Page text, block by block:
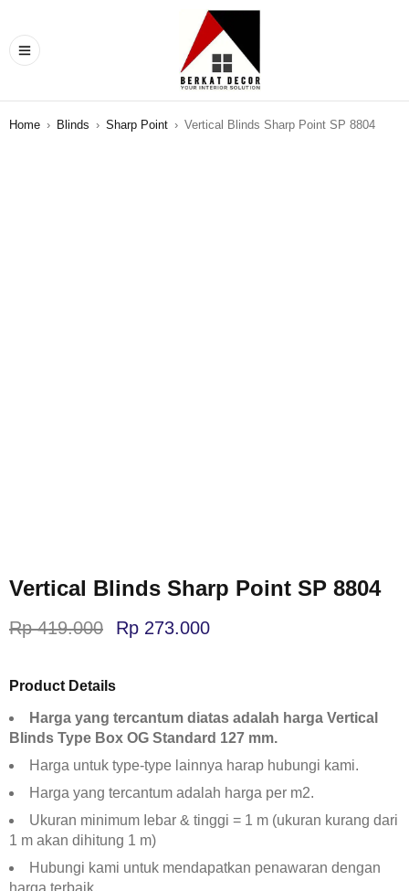
Home › Blinds › Sharp Point › Vertical Blinds Sharp Point SP 8804
Vertical Blinds Sharp Point SP 8804
Rp419.000 Rp 273.000
Product Details
Harga yang tercantum diatas adalah harga Vertical
Blinds Type Box OG Standard 127 mm.
Harga untuk type-type lainnya harap hubungi kami.
Harga yang tercantum adalah harga per m2.
Ukuran minimum Iebar & tinggi = 1 m (ukuran kurang dari
1 m akan dihitung 1 m)
Hubungi kami untuk mendapatkan penawaran dengan
harga terbaik.